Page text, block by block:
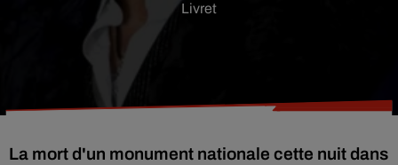
Livret
La mort d'un monument nationale cette nuit dans